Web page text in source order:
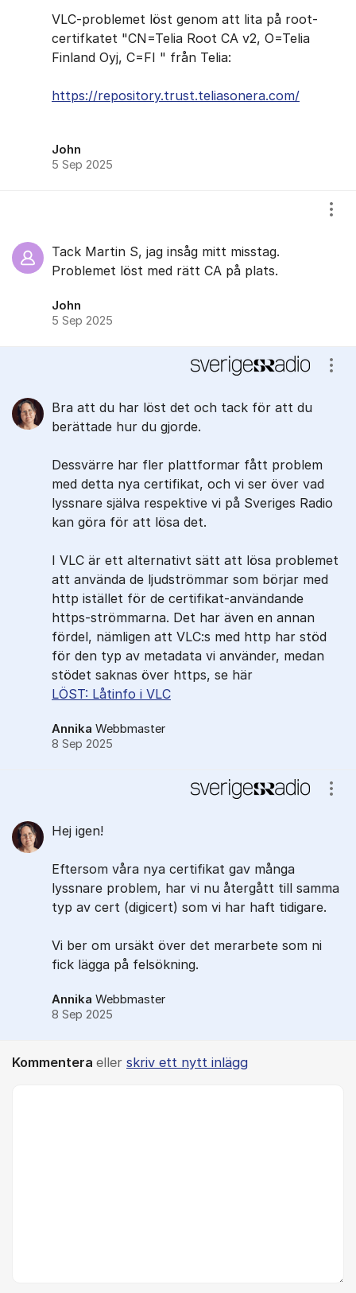
VLC-problemet löst genom att lita på root-
certifkatet "CN=Telia Root CA v2, O=Telia
Finland Oyj, C=FI " från Telia:
https://repository.trust.teliasonera.com/
John
5 Sep 2025
Tack Martin S, jag insåg mitt misstag.
Problemet löst med rätt CA på plats.
John
5 Sep 2025
Bra att du har löst det och tack för att du
berättade hur du gjorde.
Dessvärre har fler plattformar fått problem
med detta nya certifikat, och vi ser över vad
lyssnare själva respektive vi på Sveriges Radio
kan göra för att lösa det.
I VLC är ett alternativt sätt att lösa problemet
att använda de ljudströmmar som börjar med
http istället för de certifikat-användande
https-strömmarna. Det har även en annan
fördel, nämligen att VLC:s med http har stöd
för den typ av metadata vi använder, medan
stödet saknas över https, se här
LÖST: Låtinfo i VLC
Annika Webbmaster
8 Sep 2025
Hej igen!
Eftersom våra nya certifikat gav många
lyssnare problem, har vi nu återgått till samma
typ av cert (digicert) som vi har haft tidigare.
Vi ber om ursäkt över det merarbete som ni
fick lägga på felsökning.
Annika Webbmaster
8 Sep 2025
Kommentera eller skriv ett nytt inlägg